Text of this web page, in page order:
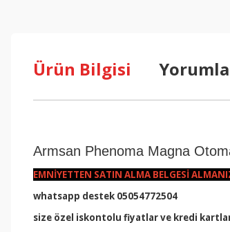
Ürün Bilgisi
Armsan Phenoma Magna
EMNİYETTEN SATIN ALMA BELGESİ
whatsapp destek 05054772504
size özel iskontolu fiyatlar ve kredi